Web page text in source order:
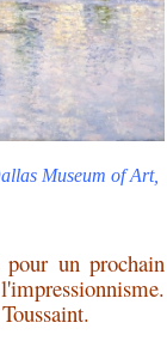
Museum of Art,
pour un prochain